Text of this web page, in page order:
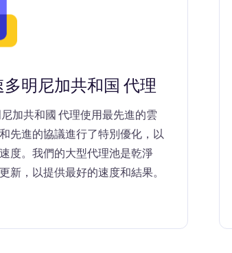
多明尼加共和国 代理
加共和國 代理使用最先進的雲
先進的協議進行了特別優化，以
度。我們的大型代理池是乾淨
新，以提供最好的速度和結果。